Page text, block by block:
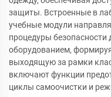
защиты. Встроенные в
учебные модули
процедуры
оборудованием,
выходящую за рамки
включают функции
циклы самоочистки и